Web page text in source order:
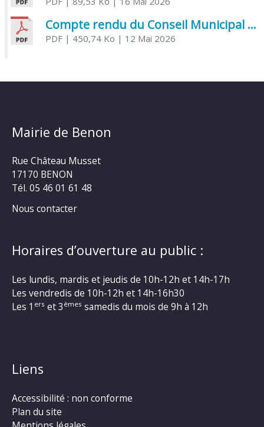
Compte rendu du Conseil Municipal du 06 mai 2026
PDF| 450,74 Ko | 12 Mai 2026
Mairie de Benon
Rue Château Musset
17170 BENON
Tél. 05 46 01 61 48
Nous contacter
Horaires d’ouverture au public :
Les lundis, mardis et jeudis de 10h-12h et 14h-17h
Les vendredis de 10h-12h et 14h-16h30
Les 1 ers et 3 èmes samedis du mois de 9h à 12h
Liens
Accessibilité : non conforme
Plan du site